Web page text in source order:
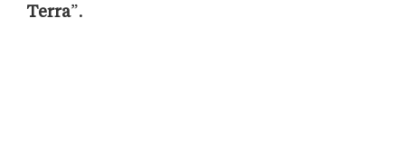
Terra”.